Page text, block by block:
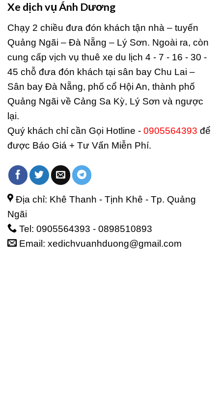
Xe dịch vụ Ánh Dương
Chạy 2 chiều đưa đón khách tận nhà – tuyến
Quảng Ngãi – Đà Nẵng – Lý Sơn. Ngoài ra, còn
cung cấp vịch vụ thuê xe du lịch 4 - 7 - 16 - 30 -
45 chỗ đưa đón khách tại sân bay Chu Lai –
Sân bay Đà Nẵng, phố cổ Hội An, thành phố
Quảng Ngãi về Cảng Sa Kỳ, Lý Sơn và ngược
lại.
Quý khách chỉ cần Gọi Hotline - 0905564393 để
được Báo Giá + Tư Vấn Miễn Phí.
Địa chỉ: Khê Thanh - Tịnh Khê - Tp. Quảng
Ngãi
Tel: 0905564393 - 0898510893
Email: xedichvuanhduong@gmail.com